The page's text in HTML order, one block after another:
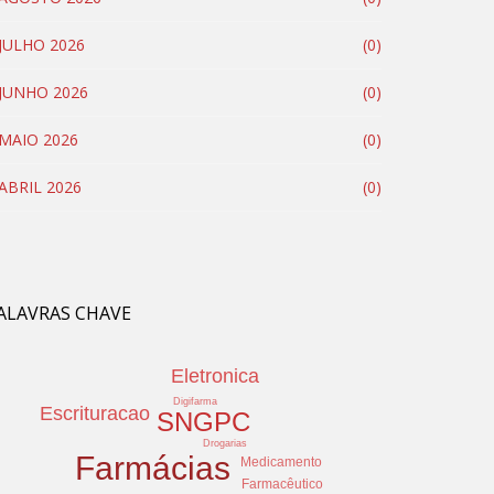
2026 (0)
2026 (0)
2026 (0)
2026 (0)
CHAVE
Farmácias
SNGPC
Eletronica
Escrituracao
Medicamento
Farmacêutico
Digifarma
Drogarias